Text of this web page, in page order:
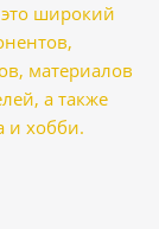
широкий
материалов
а также
и хобби.